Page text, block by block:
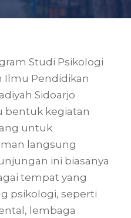
Studi Psikologi
Ilmu Pendidikan
Sidoarjo
bentuk kegiatan
untuk
langsung
ini biasanya
tempat yang
psikologi, seperti
lembaga